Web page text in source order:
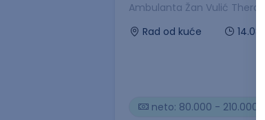
Ambulanta Žan Vulić Therapy
Rad od kuće
neto: 80.000 - 210.000